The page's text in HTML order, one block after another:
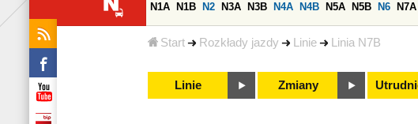
Start Rozkłady jazdy Linie Linia N7B
N1A N1B N2 N3A N3B N4A N4B N5A N5B N6 N7A
Linie Zmiany